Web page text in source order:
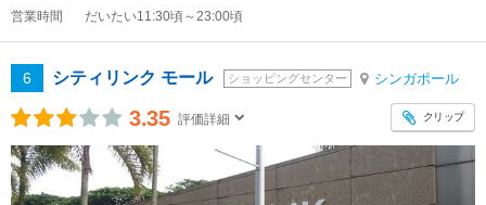
営業時間 だいたい11:30頃～23:00頃
6 シティリンク モール ショッピングセンター シンガポール
3.35 評価詳細 クリップ